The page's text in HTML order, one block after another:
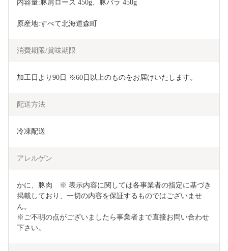
内容量:豚肩ロース 450g、豚バラ 450g
原産地:すべて北海道森町
消費期限/賞味期限
加工日より90日 ※60日以上のものをお届けいたします。
配送方法
冷凍配送
アレルゲン
かに、豚肉　※ 表示内容に関しては各事業者の指定に基づき
掲載しており、一切の内容を保証するものではございませ
ん。
※ご不明の点がございましたら事業者まで直接お問い合わせ
下さい。